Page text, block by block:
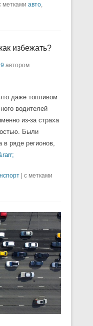
метками авто
избежать?
автором
даже топливом
водителей
из-за страха
Были
в ряде регионов,
| с метками